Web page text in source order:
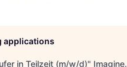
applications
in Teilzeit (m/w/d)" Imagine.